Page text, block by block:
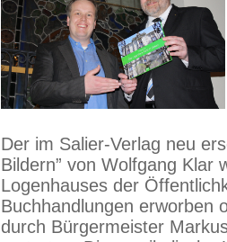
Der im Salier-Verlag neu
Bildern” von Wolfgang Klar
Logenhauses der
Buchhandlungen erworben
durch Bürgermeister